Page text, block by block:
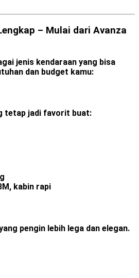
– Mulai dari Avanza
jenis kendaraan yang bisa
dan budget kamu:
tetap jadi favorit buat:
kabin rapi
pengin lebih lega dan elegan.